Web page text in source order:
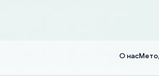
О нас